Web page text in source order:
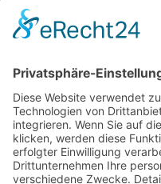
Datenschutzerklärung
Privacy Policy
Barrierefreiheitserklärung
Copyright www.wfkl.de 2026.
Alle Rechte vorbehalten